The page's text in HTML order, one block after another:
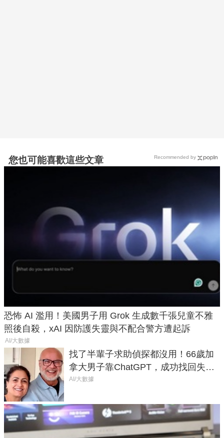
您也可能喜歡這些文章
恐怖 AI 濫用！美國男子用 Grok 生成數千張兒童不雅
照後自殺，xAI 因防護失靈與不配合警方遭起訴
AI/大數據
找了半輩子求助偵探都沒用！66歲加
拿大男子靠ChatGPT，成功找回失散
50年家人
AI/大數據
Recommended by